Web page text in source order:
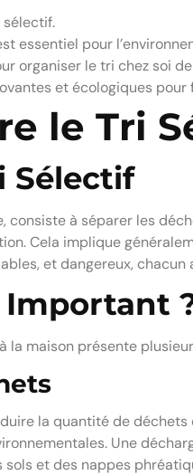
essentiel pour
organiser le tri chez soi
et écologiques
le Tri
Sélectif
consiste à séparer les
Cela implique
et dangereux,
Important
maison présente
la quantité de
Une
et des nappes